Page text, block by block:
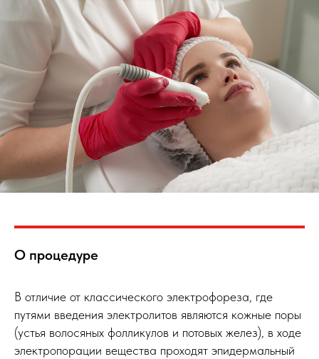
О процедуре
В отличие от классического электрофореза, где
путями введения электролитов являются кожные поры
(устья волосяных фолликулов и потовых желез), в ходе
электропорации вещества проходят эпидермальный